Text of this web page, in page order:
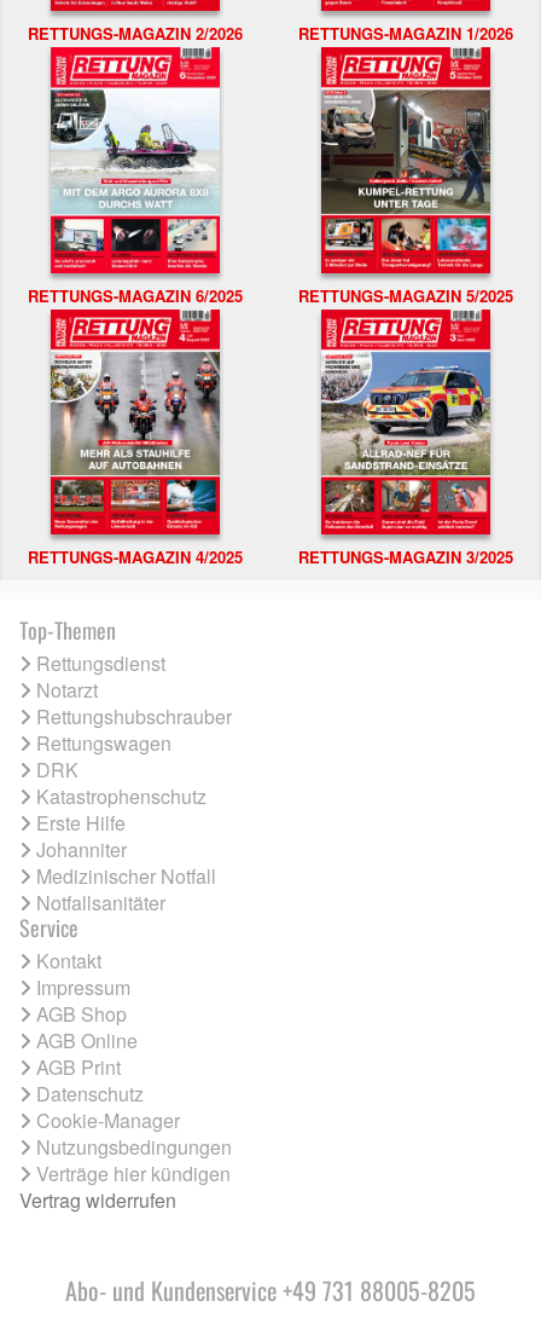
RETTUNGS-MAGAZIN 2/2026 RETTUNGS-MAGAZIN 1/2026
RETTUNGS-MAGAZIN 6/2025 RETTUNGS-MAGAZIN 5/2025
RETTUNGS-MAGAZIN 4/2025 RETTUNGS-MAGAZIN 3/2025
Top-Themen
Rettungsdienst
Notarzt
Rettungshubschrauber
Rettungswagen
DRK
Katastrophenschutz
Erste Hilfe
Johanniter
Medizinischer Notfall
Notfallsanitäter
Service
Kontakt
Impressum
AGB Shop
AGB Online
AGB Print
Datenschutz
Cookie-Manager
Nutzungsbedingungen
Verträge hier kündigen
Vertrag widerrufen
Abo- und Kundenservice +49 731 88005-8205